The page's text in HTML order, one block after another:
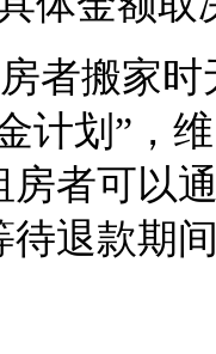
者搬家
计划”，
者可以
退款期